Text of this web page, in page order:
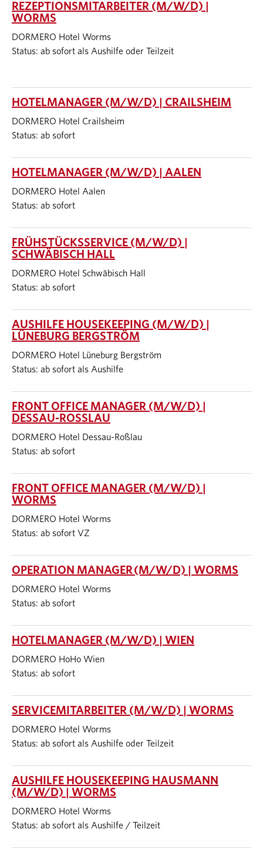
REZEPTIONSMITARBEITER (M/W/D) |
WORMS
DORMERO Hotel Worms
Status: ab sofort als Aushilfe oder Teilzeit
HOTELMANAGER (M/W/D) | CRAILSHEIM
DORMERO Hotel Crailsheim
Status: ab sofort
HOTELMANAGER (M/W/D) | AALEN
DORMERO Hotel Aalen
Status: ab sofort
FRÜHSTÜCKSSERVICE (M/W/D) |
SCHWÄBISCH HALL
DORMERO Hotel Schwäbisch Hall
Status: ab sofort
AUSHILFE HOUSEKEEPING (M/W/D) |
LÜNEBURG BERGSTRÖM
DORMERO Hotel Lüneburg Bergström
Status: ab sofort als Aushilfe
FRONT OFFICE MANAGER (M/W/D) |
DESSAU-ROSSLAU
DORMERO Hotel Dessau-Roßlau
Status: ab sofort
FRONT OFFICE MANAGER (M/W/D) |
WORMS
DORMERO Hotel Worms
Status: ab sofort VZ
OPERATION MANAGER (M/W/D) | WORMS
DORMERO Hotel Worms
Status: ab sofort
HOTELMANAGER (M/W/D) | WIEN
DORMERO HoHo Wien
Status: ab sofort
SERVICEMITARBEITER (M/W/D) | WORMS
DORMERO Hotel Worms
Status: ab sofort als Aushilfe oder Teilzeit
AUSHILFE HOUSEKEEPING HAUSMANN
(M/W/D) | WORMS
DORMERO Hotel Worms
Status: ab sofort als Aushilfe / Teilzeit